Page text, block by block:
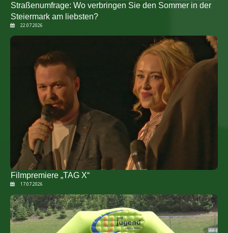
Straßenumfrage: Wo verbringen Sie den Sommer in der
Steiermark am liebsten?
22.07.2026
Filmpremiere „TAG X“
17.07.2026